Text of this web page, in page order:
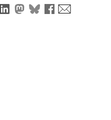
Partager le lien
Partager sur LinkedIn
Partager sur
Partager sur
Partager sur